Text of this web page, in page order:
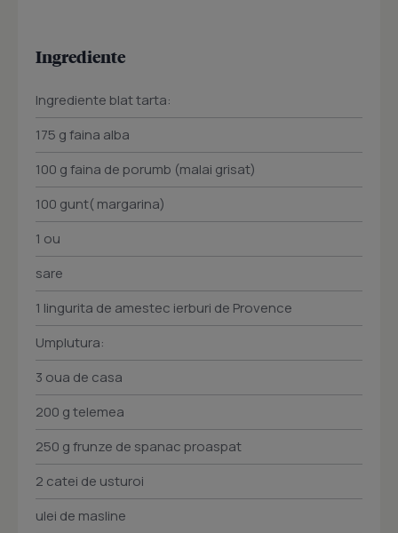
Ingrediente
Ingrediente blat tarta:
175 g faina alba
100 g faina de porumb (malai grisat)
100 gunt( margarina)
1 ou
sare
1 lingurita de amestec ierburi de Provence
Umplutura:
3 oua de casa
200 g telemea
250 g frunze de spanac proaspat
2 catei de usturoi
ulei de masline